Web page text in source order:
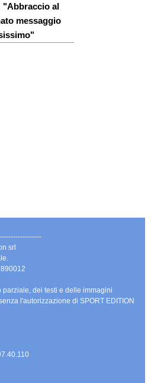
"Abbraccio al
messaggio
srl
parziale, dei testi e delle immagini
l'autorizzazione di SPORT EDITION